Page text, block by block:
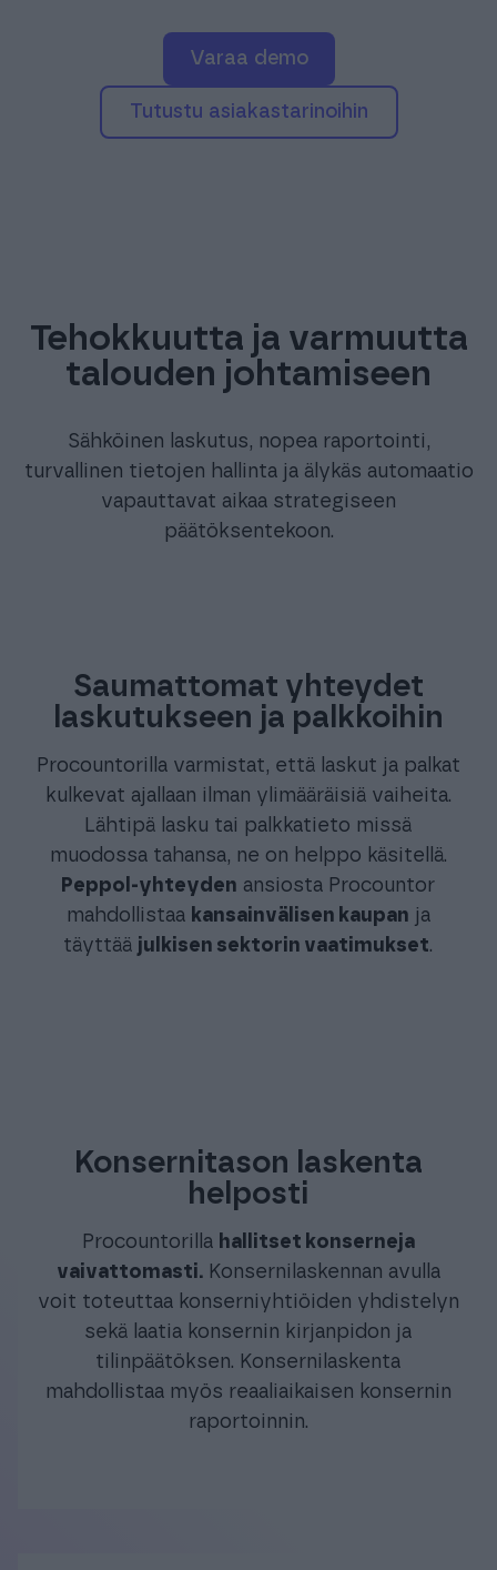
varaa demo
Tutustu asiakastarinoihin
Tehokkuutta ja varmuutta
talouden johtamiseen
Sähköinen laskutus, nopea raportointi,
turvallinen tietojen hallinta ja älykäs automaatio
vapauttavat aikaa strategiseen
päätöksentekoon.
Saumattomat yhteydet
laskutukseen ja palkkoihin
Procountorilla varmistat, että laskut ja palkat
kulkevat ajallaan ilman ylimääräisiä vaiheita.
Lähtipä lasku tai palkkatieto missä
muodossa tahansa, ne on helppo käsitellä.
Peppol-yhteyden ansiosta Procountor
mahdollistaa kansainvälisen kaupan ja
täyttää julkisen sektorin vaatimukset.
Konsernitason laskenta
helposti
Procountorilla hallitset konserneja
vaivattomasti.Konsernilaskennan avulla
voit toteuttaa konserniyhtiöiden yhdistelyn
sekä laatia konsernin kirjanpidon ja
tilinpäätöksen. Konsernilaskenta
mahdollistaa myös reaaliaikaisen konsernin
raportoinnin.